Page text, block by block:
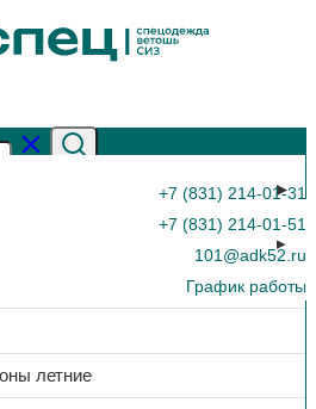
+7 (831) 214-01-31
+7 (831) 214-01-51
101@adk52.ru
График работы
летние
»Аптечка «УНИВЕРСАЛЬНАЯ»,
полистирол